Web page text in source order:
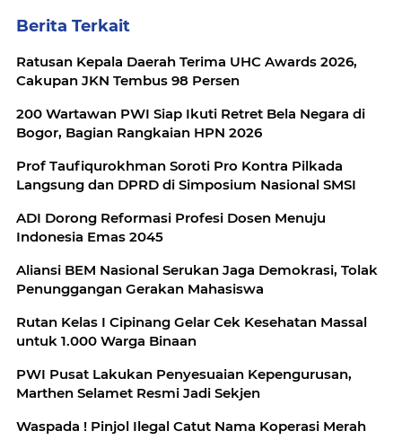
Berita Terkait
Ratusan Kepala Daerah Terima UHC Awards 2026,
Cakupan JKN Tembus 98 Persen
200 Wartawan PWI Siap Ikuti Retret Bela Negara di
Bogor, Bagian Rangkaian HPN 2026
Prof Taufiqurokhman Soroti Pro Kontra Pilkada
Langsung dan DPRD di Simposium Nasional SMSI
ADI Dorong Reformasi Profesi Dosen Menuju
Indonesia Emas 2045
Aliansi BEM Nasional Serukan Jaga Demokrasi, Tolak
Penunggangan Gerakan Mahasiswa
Rutan Kelas I Cipinang Gelar Cek Kesehatan Massal
untuk 1.000 Warga Binaan
PWI Pusat Lakukan Penyesuaian Kepengurusan,
Marthen Selamet Resmi Jadi Sekjen
Waspada ! Pinjol Ilegal Catut Nama Koperasi Merah